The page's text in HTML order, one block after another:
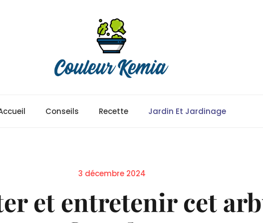
Conseils Recette Jardin Et Jardinage
Posted
3 décembre 2024
et entretenir cet